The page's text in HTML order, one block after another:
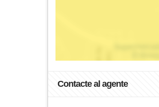
Contacte al agente